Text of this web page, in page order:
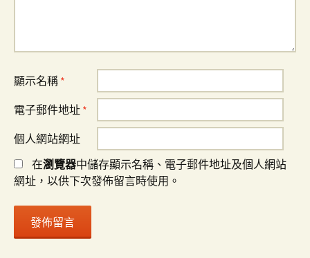
顯示名稱 *
電子郵件地址 *
個人網站網址
在瀏覽器中儲存顯示名稱、電子郵件地址及個人網站
網址，以供下次發佈留言時使用。